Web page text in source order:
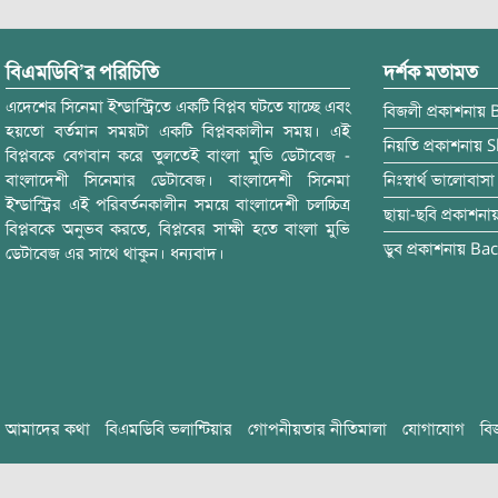
বিএমডিবি’র পরিচিতি
এদেশের সিনেমা ইন্ডাস্ট্রিতে একটি বিপ্লব ঘটতে যাচ্ছে এবং
হয়তো বর্তমান সময়টা একটি বিপ্লবকালীন সময়। এই
বিপ্লবকে বেগবান করে তুলতেই বাংলা মুভি ডেটাবেজ -
বাংলাদেশী সিনেমার ডেটাবেজ। বাংলাদেশী সিনেমা
ইন্ডাস্ট্রির এই পরিবর্তনকালীন সময়ে বাংলাদেশী চলচ্চিত্র
বিপ্লবকে অনুভব করতে, বিপ্লবের সাক্ষী হতে বাংলা মুভি
ডেটাবেজ এর সাথে থাকুন। ধন্যবাদ।
দর্শক মতামত
বিজলী প্রকাশনায়
নিয়তি প্রকাশনায়
নিঃস্বার্থ ভালোবাসা
ছায়া-ছবি
ডুব প্রকাশনায়
আমাদের কথা বিএমডিবি ভলান্টিয়ার গোপনীয়তার নীতিমালা যোগাযোগ